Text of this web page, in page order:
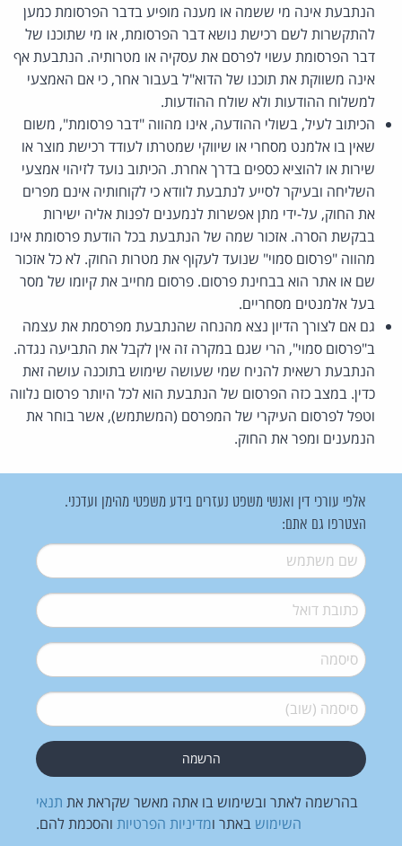
הנתבעת אינה מי ששמה או מענה מופיע בדבר הפרסומת כמען
להתקשרות לשם רכישת נושא דבר הפרסומת, או מי שתוכנו של
דבר הפרסומת עשוי לפרסם את עסקיה או מטרותיה. הנתבעת אף
אינה משווקת את תוכנו של הדוא"ל בעבור אחר, כי אם האמצעי
למשלוח ההודעות ולא שולח ההודעות.
הכיתוב לעיל, בשולי ההודעה, אינו מהווה "דבר פרסומת", משום
שאין בו אלמנט מסחרי או שיווקי שמטרתו לעודד רכישת מוצר או
שירות או להוציא כספים בדרך אחרת. הכיתוב נועד לזיהוי אמצעי
השליחה ובעיקר לסייע לנתבעת לוודא כי לקוחותיה אינם מפרים
את החוק, על-ידי מתן אפשרות לנמענים לפנות אליה ישירות
בבקשת הסרה. אזכור שמה של הנתבעת בכל הודעת פרסומת אינו
מהווה "פרסום סמוי" שנועד לעקוף את מטרות החוק. לא כל אזכור
שם או אתר הוא בבחינת פרסום. פרסום מחייב את קיומו של מסר
בעל אלמנטים מסחריים.
גם אם לצורך הדיון נצא מהנחה שהנתבעת מפרסמת את עצמה
ב"פרסום סמוי", הרי שגם במקרה זה אין לקבל את התביעה נגדה.
הנתבעת רשאית להניח שמי שעושה שימוש בתוכנה עושה זאת
כדין. במצב כזה הפרסום של הנתבעת הוא לכל היותר פרסום נלווה
וטפל לפרסום העיקרי של המפרסם (המשתמש), אשר בוחר את
הנמענים ומפר את החוק.
אלפי עורכי דין ואנשי משפט נעזרים בידע משפטי מהימן ועדכני.
הצטרפו גם אתם:
שם משתמש*
דואל*
סיסמה*
סיסמה (שוב)*
בהרשמה לאתר ובשימוש בו אתה מאשר שקראת את תנאי
השימוש באתר ומדיניות הפרטיות והסכמת להם.